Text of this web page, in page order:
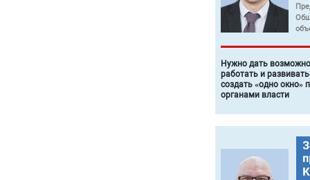
Нужно дать
работать и
создать «одно окно»
органами власти